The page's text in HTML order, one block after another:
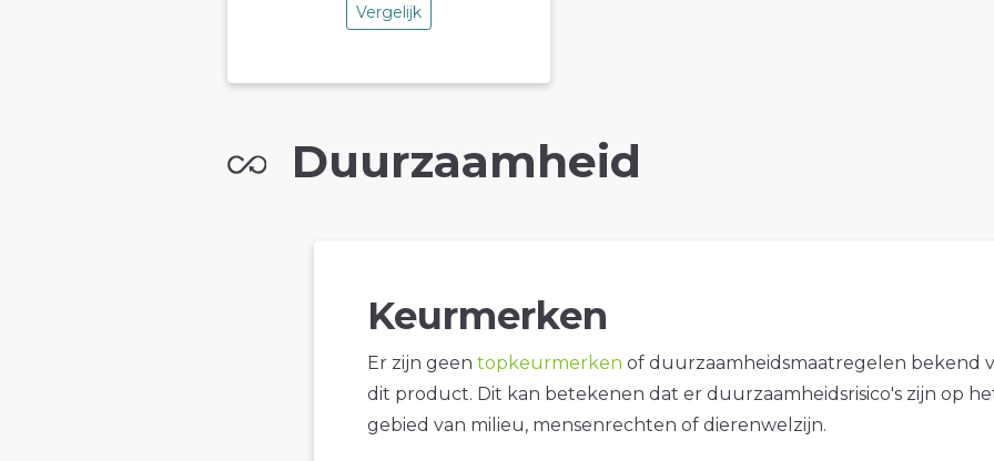
Vergelijk
Duurzaamheid
Keurmerken
Er zijn geen topkeurmerken of duurzaamheidsmaatregelen bekend
dit product. Dit kan betekenen dat er duurzaamheidsrisico's zijn op
gebied van milieu, mensenrechten of dierenwelzijn.